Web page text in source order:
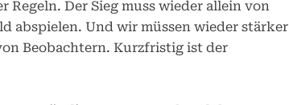
Der Sieg muss wieder allein von
abspielen. Und wir müssen wieder stärker
Beobachtern. Kurzfristig ist der